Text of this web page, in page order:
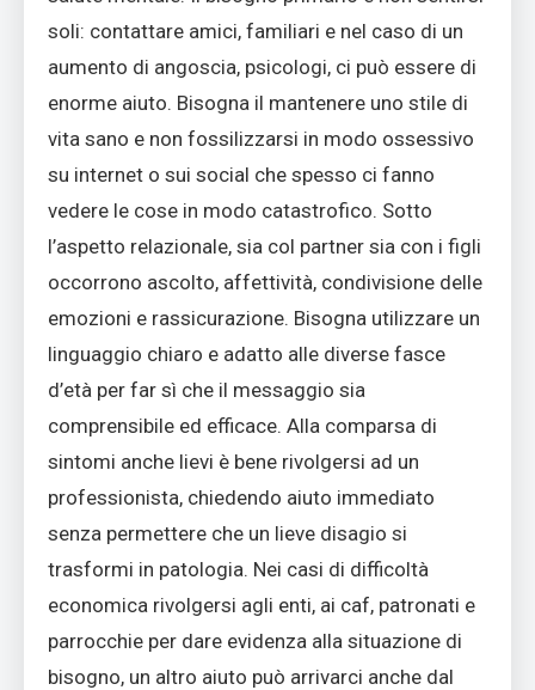
soli: contattare amici, familiari e nel caso di un
aumento di angoscia, psicologi, ci può essere di
enorme aiuto. Bisogna il mantenere uno stile di
vita sano e non fossilizzarsi in modo ossessivo
su internet o sui social che spesso ci fanno
vedere le cose in modo catastrofico. Sotto
l’aspetto relazionale, sia col partner sia con i figli
occorrono ascolto, affettività, condivisione delle
emozioni e rassicurazione. Bisogna utilizzare un
linguaggio chiaro e adatto alle diverse fasce
d’età per far sì che il messaggio sia
comprensibile ed efficace. Alla comparsa di
sintomi anche lievi è bene rivolgersi ad un
professionista, chiedendo aiuto immediato
senza permettere che un lieve disagio si
trasformi in patologia. Nei casi di difficoltà
economica rivolgersi agli enti, ai caf, patronati e
parrocchie per dare evidenza alla situazione di
bisogno, un altro aiuto può arrivarci anche dal